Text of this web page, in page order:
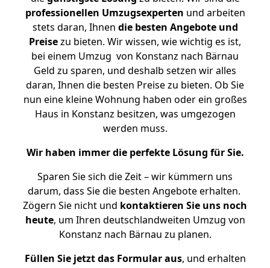
professionellen Umzugsexperten und arbeiten
stets daran, Ihnen die besten Angebote und
Preisezu bieten. Wir wissen, wie wichtig es ist,
bei einem Umzug von Konstanz nach Bärnau
Geld zu sparen, und deshalb setzen wir alles
daran, Ihnen die besten Preise zu bieten. Ob Sie
nun eine kleine Wohnung haben oder ein großes
Haus in Konstanz besitzen, was umgezogen
werden muss.
Wir haben immer die perfekte Lösung für Sie.
Sparen Sie sich die Zeit – wir kümmern uns
darum, dass Sie die besten Angebote erhalten.
Zögern Sie nicht und kontaktieren Sie uns noch
heute, um Ihren deutschlandweiten Umzug von
Konstanz nach Bärnau zu planen.
Füllen Sie jetzt das Formular aus, und erhalten